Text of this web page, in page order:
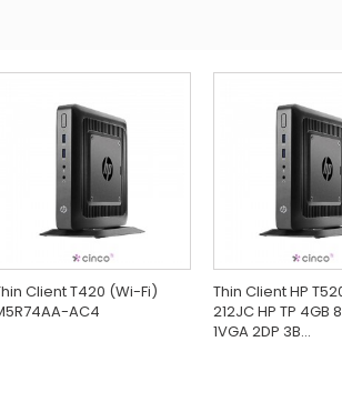
Client T420 (Wi-Fi)
AC4
Thin Client HP
212JC HP TP 4GB
1VGA 2DP 3B...